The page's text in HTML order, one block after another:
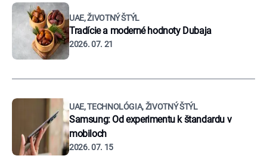
UAE, ŽIVOTNÝ ŠTÝL
Tradície a moderné hodnoty Dubaja
2026. 07. 21
UAE, TECHNOLÓGIA, ŽIVOTNÝ ŠTÝL
Samsung: Od experimentu k štandardu v
mobiloch
2026. 07. 15